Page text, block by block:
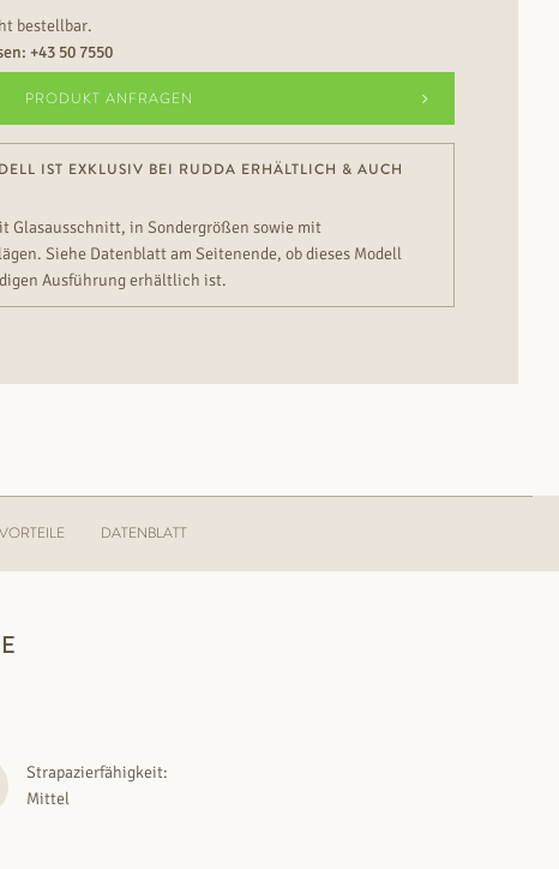
bestellbar.
+43 50 7550
PRODUKT ANFRAGEN
IST EXKLUSIV BEI RUDDA ERHÄLTLICH & AUCH
Glasausschnitt, in Sondergrößen sowie mit
Siehe Datenblatt am Seitenende, ob dieses Modell
Ausführung erhältlich ist.
VORTEILE DATENBLATT
Strapazierfähigkeit:
Mittel